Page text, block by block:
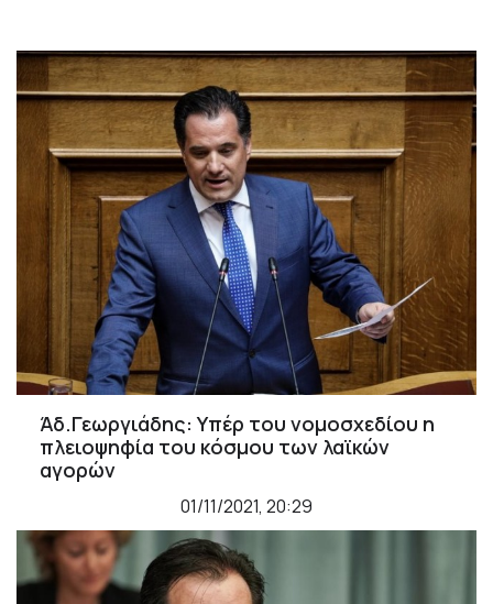
Άδ.Γεωργιάδης: Υπέρ του νομοσχεδίου η
πλειοψηφία του κόσμου των λαϊκών
αγορών
01/11/2021, 20:29